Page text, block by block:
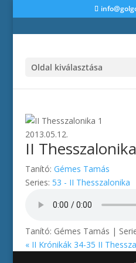
Oldal kiválasztása
2013.05.12.
II
Tanító: Gémes Tamás
Series: 53 - II Thesszalonika
Tanító: Gémes Tamás |
« II Krónikák 34-35 II